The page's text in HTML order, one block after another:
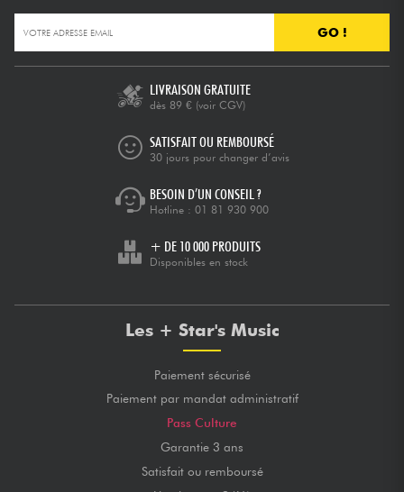
GO !
LIVRAISON GRATUITE
dès 89 € (voir CGV)
SATISFAIT OU REMBOURSÉ
30 jours pour changer d’avis
BESOIN D’UN CONSEIL ?
Hotline : 01 81 930 900
+ DE 10 000 PRODUITS
Disponibles en stock
Les + Star's Music
Paiement sécurisé
Paiement par mandat administratif
Pass Culture
Garantie 3 ans
Satisfait ou remboursé